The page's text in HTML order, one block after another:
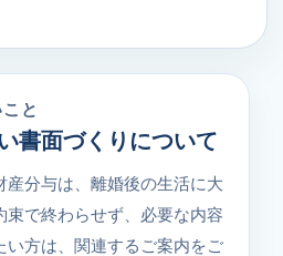
と
書面づくりについて
産分与は、離婚後の生活に大
束で終わらせず、必要な内容
い方は、関連するご案内をご